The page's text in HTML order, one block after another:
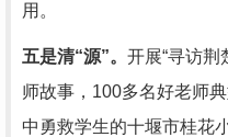
用。
五是清“源”。 开展“寻访荆
师故事，100多名好老师
中勇救学生的十堰市桂花